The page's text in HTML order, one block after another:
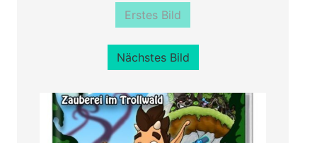
Erstes Bild
Nächstes Bild